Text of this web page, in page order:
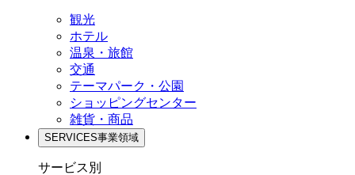
観光
ホテル
温泉・旅館
交通
テーマパーク・公園
ショッピングセンター
雑貨・商品
SERVICES事業領域
サービス別